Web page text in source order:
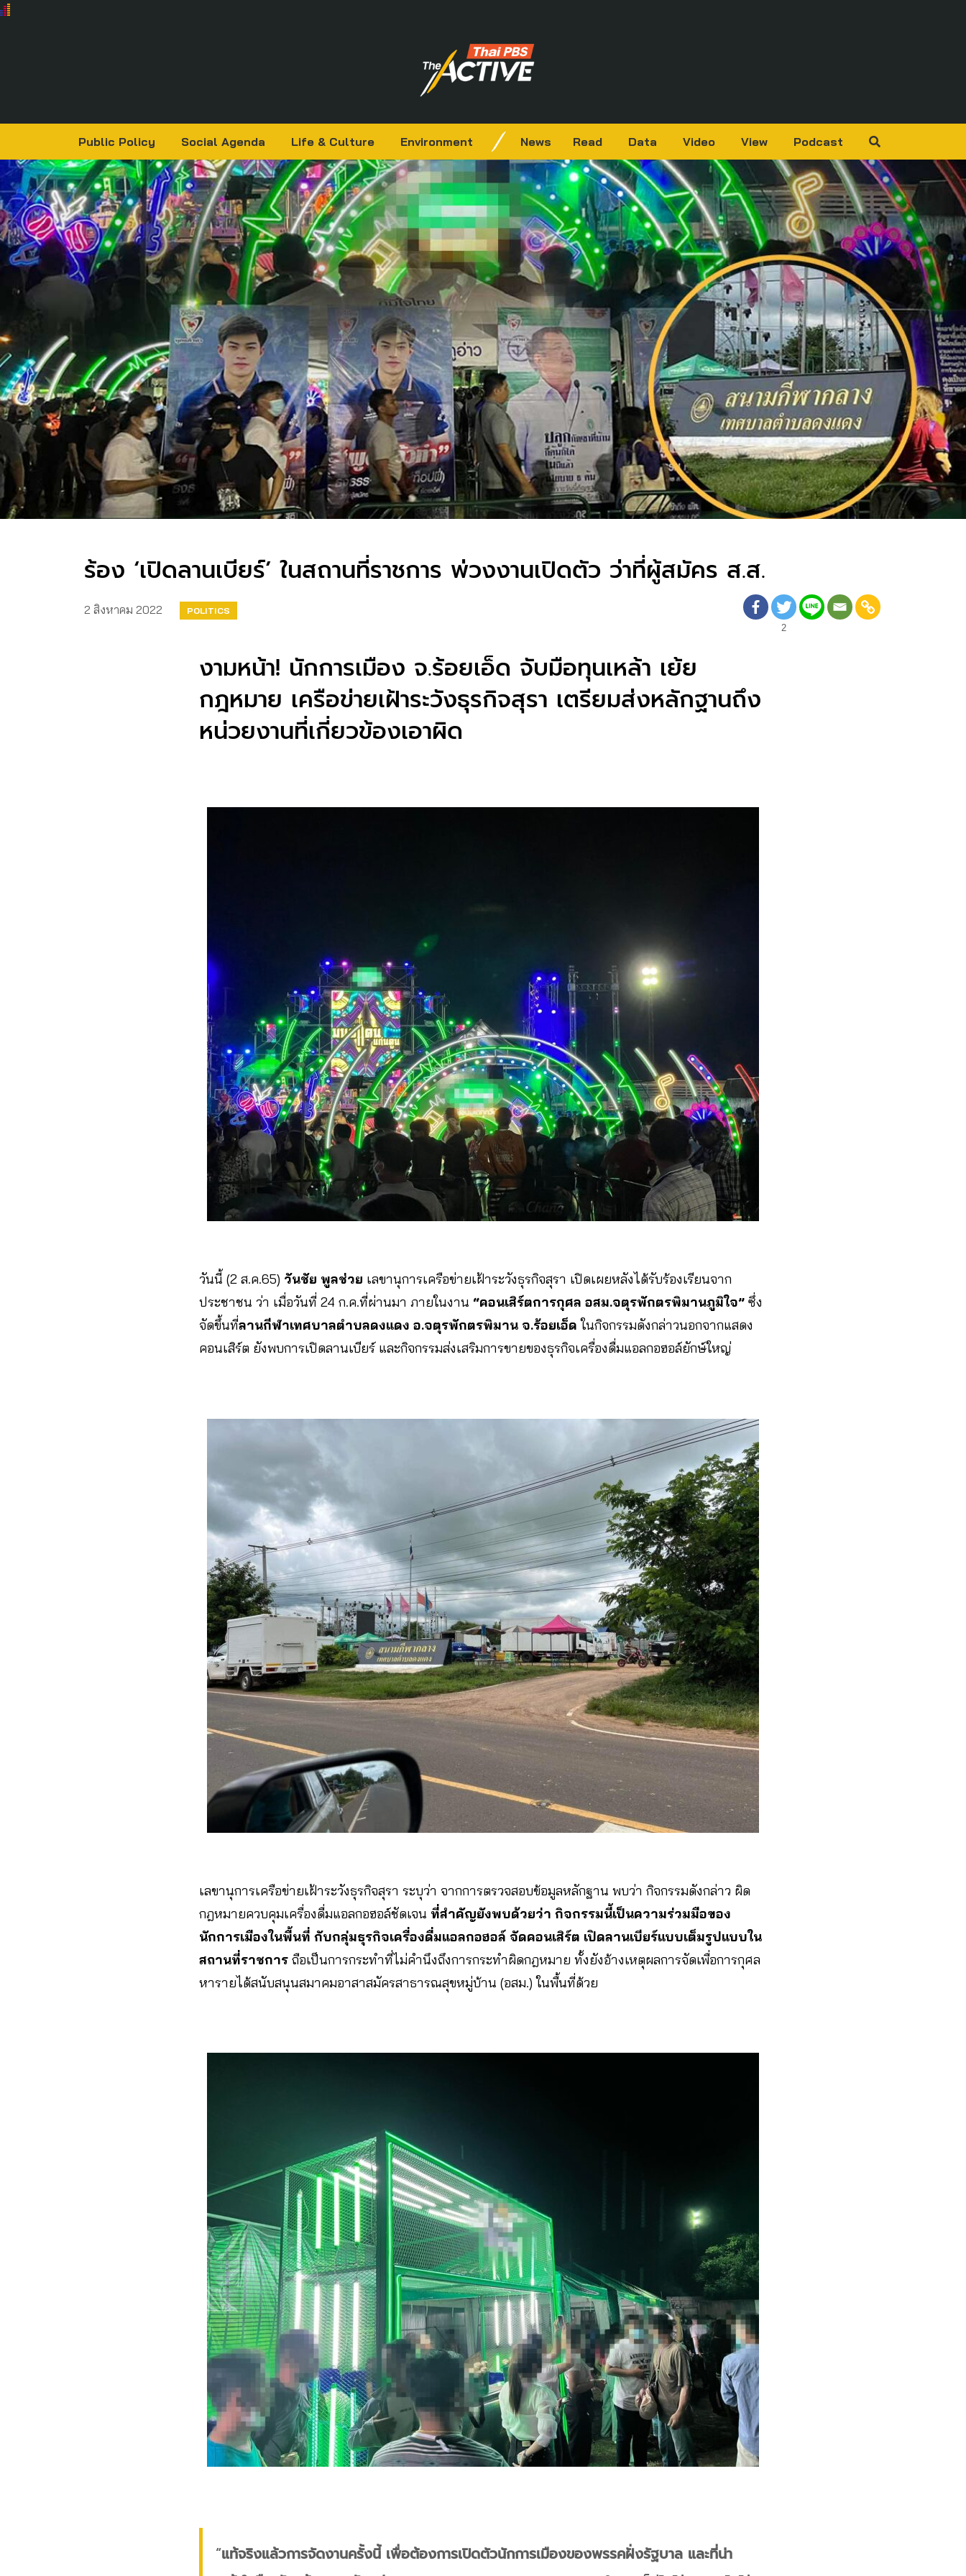
Public Policy Social Agenda Life & Culture Environment News Read Data Video View Podcast
ร้อง ‘เปิดลานเบียร์’ ในสถานที่ราชการ พ่วงงานเปิดตัว ว่าที่ผู้สมัคร ส.ส.
2 สิงหาคม 2022
POLITICS
2
งามหน้า! นักการเมือง จ.ร้อยเอ็ด จับมือทุนเหล้า เย้ย
กฎหมาย เครือข่ายเฝ้าระวังธุรกิจสุรา เตรียมส่งหลักฐานถึง
หน่วยงานที่เกี่ยวข้องเอาผิด
วันนี้ (2 ส.ค.65) วันชัย พูลช่วย เลขานุการเครือข่ายเฝ้าระวังธุรกิจสุรา เปิดเผยหลังได้รับร้องเรียนจาก
ประชาชน ว่า เมื่อวันที่ 24 ก.ค.ที่ผ่านมา ภายในงาน “คอนเสิร์ตการกุศล อสม.จตุรพักตรพิมานภูมิใจ” ซึ่ง
จัดขึ้นที่ลานกีฬาเทศบาลตำบลดงแดง อ.จตุรพักตรพิมาน จ.ร้อยเอ็ด ในกิจกรรมดังกล่าวนอกจากแสดง
คอนเสิร์ต ยังพบการเปิดลานเบียร์ และกิจกรรมส่งเสริมการขายของธุรกิจเครื่องดื่มแอลกอฮอล์ยักษ์ใหญ่
เลขานุการเครือข่ายเฝ้าระวังธุรกิจสุรา ระบุว่า จากการตรวจสอบข้อมูลหลักฐาน พบว่า กิจกรรมดังกล่าว ผิด
กฎหมายควบคุมเครื่องดื่มแอลกอฮอล์ชัดเจน ที่สำคัญยังพบด้วยว่า กิจกรรมนี้เป็นความร่วมมือของ
นักการเมืองในพื้นที่ กับกลุ่มธุรกิจเครื่องดื่มแอลกอฮอล์ จัดคอนเสิร์ต เปิดลานเบียร์แบบเต็มรูปแบบใน
สถานที่ราชการ ถือเป็นการกระทำที่ไม่คำนึงถึงการกระทำผิดกฎหมาย ทั้งยังอ้างเหตุผลการจัดเพื่อการกุศล
หารายได้สนับสนุนสมาคมอาสาสมัครสาธารณสุขหมู่บ้าน (อสม.) ในพื้นที่ด้วย
“แท้จริงแล้วการจัดงานครั้งนี้ เพื่อต้องการเปิดตัวนักการเมืองของพรรคฝั่งรัฐบาล และที่น่า